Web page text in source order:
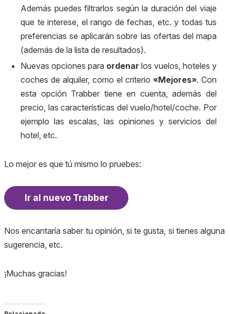
Además puedes filtrarlos según la duración del viaje
que te interese, el rango de fechas, etc. y todas tus
preferencias se aplicarán sobre las ofertas del mapa
(además de la lista de resultados).
Nuevas opciones para ordenar los vuelos, hoteles y
coches de alquiler, como el criterio «Mejores». Con
esta opción Trabber tiene en cuenta, además del
precio, las características del vuelo/hotel/coche. Por
ejemplo las escalas, las opiniones y servicios del
hotel, etc.
Lo mejor es que tú mismo lo pruebes:
Ir al nuevo Trabber
Nos encantaría saber tu opinión, si te gusta, si tienes alguna
sugerencia, etc.
¡Muchas gracias!